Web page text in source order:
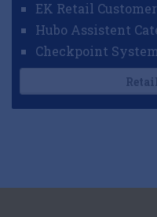
EK Retail
Hubo Assistent